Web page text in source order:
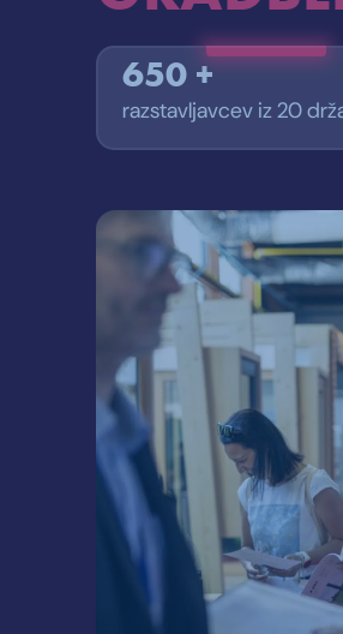
650 +
razstavljavcev iz 20